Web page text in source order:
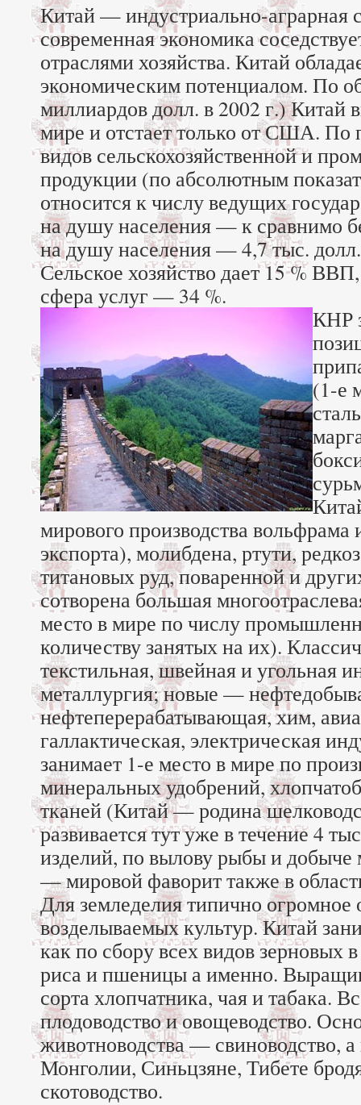
Китай — индустриально-аграрная
современная экономика
отраслями хозяйства. Китай
экономическим потенциалом. По
миллиардов долл. в 2002 г.) Китай
мире и отстает только от США. По
видов сельскохозяйственной и
продукции (по абсолютным
относится к числу ведущих
на душу населения — к сравнимо
на душу населения — 4,7 тыс.
Сельское хозяйство дает 15 %
сфера услуг — 34 %.
КНР
(1-е
мирового производства вольфрама
экспорта), молибдена, ртути,
титановых руд, поваренной и
сотворена большая
место в мире по числу
количеству занятых на их).
текстильная, швейная и угольная
металлургия; новые —
нефтеперерабатывающая, хим,
галлактическая, электрическая
занимает 1-е место в мире по
минеральных удобрений,
тканей (Китай — родина
развивается тут уже в течение 4
изделий, по вылову рыбы и добыче
— мировой фаворит также в
Для земледелия типично огромное
возделываемых культур. Китай
как по сбору всех видов зерновых
риса и пшеницы а именно.
сорта хлопчатника, чая и табака.
плодоводство и овощеводство.
животноводства — свиноводство,
Монголии, Синьцзяне, Тибете
скотоводство.